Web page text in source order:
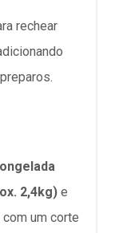
rechear
2,4kg) e
um corte